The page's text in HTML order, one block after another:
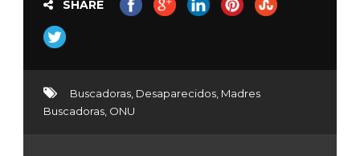
SHARE
Buscadoras, Desaparecidos, Madres
Buscadoras, ONU